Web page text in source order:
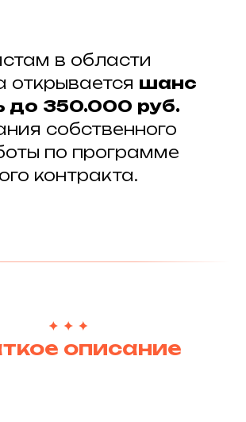
в области
шанс
до 350.000 руб.
собственного
по программе
контракта.
описание